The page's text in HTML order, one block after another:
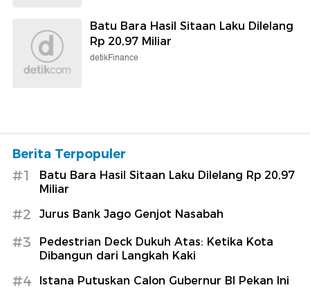
Batu Bara Hasil Sitaan Laku Dilelang
Rp 20,97 Miliar
detikFinance
Berita Terpopuler
#1
Batu Bara Hasil Sitaan Laku Dilelang Rp 20,97
Miliar
#2 Jurus Bank Jago Genjot Nasabah
#3
Pedestrian Deck Dukuh Atas: Ketika Kota
Dibangun dari Langkah Kaki
#4 Istana Putuskan Calon Gubernur BI Pekan Ini